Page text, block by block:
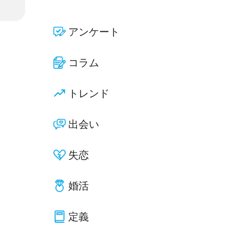
アンケート
コラム
トレンド
出会い
失恋
婚活
定義